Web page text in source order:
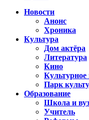
Новости
Анонс
Хроника
Культура
Дом актёра
Литература
Кино
Культурное
Парк
Образование
Школа и вуз
Учитель